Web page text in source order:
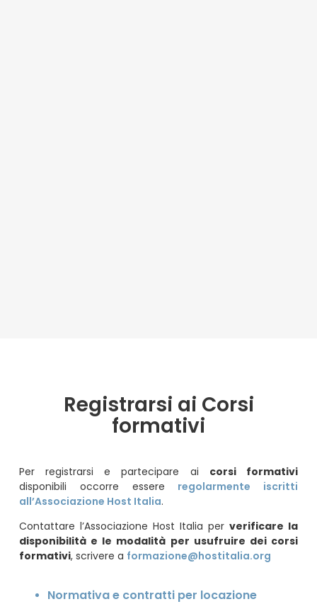
Registrarsi ai Corsi
formativi
Per registrarsi e partecipare ai corsi formativi
disponibili occorre essere regolarmente iscritti
all’Associazione Host Italia.
Contattare l’Associazione Host Italia perverificare la
disponibilità e le modalità per usufruire dei corsi
formativi, scrivere a formazione@hostitalia.org
Normativa e contratti per locazione